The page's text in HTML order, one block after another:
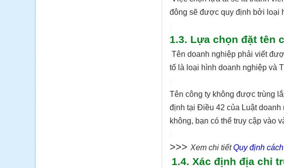
đông sẽ được quy định bởi loại
1.3. Lựa chọn đặt tên
Tên doanh nghiệp phải viết
tố là loại hình doanh nghiệp và
Tên công ty không được trùng
định tại Điều 42 của Luật
không, bạn có thể truy cập vào
>>> Xem chi tiếtQuy định
1.4. Xác định địa chỉ